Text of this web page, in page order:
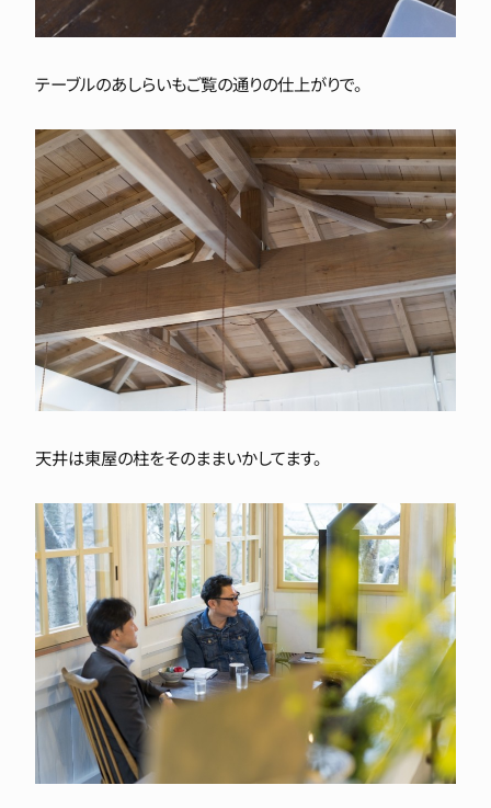
テーブルのあしらいもご覧の通りの仕上がりで。
天井は東屋の柱をそのままいかしてます。